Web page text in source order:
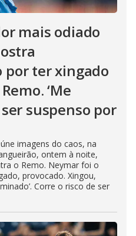
mais odiado
ter xingado
‘Me
suspenso por
imagens do caos, na
ontem à noite,
o Remo. Neymar foi o
provocado. Xingou,
Corre o risco de ser